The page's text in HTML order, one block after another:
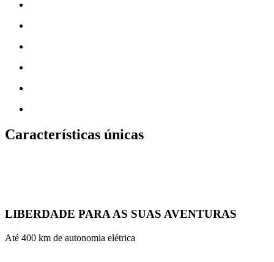
Características únicas
LIBERDADE PARA AS SUAS AVENTURAS
Até 400 km de autonomia elétrica